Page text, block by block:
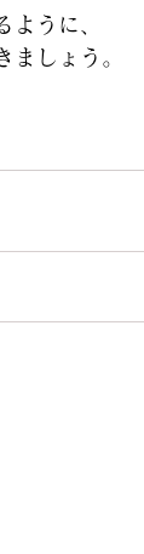
ように、
ましょう。